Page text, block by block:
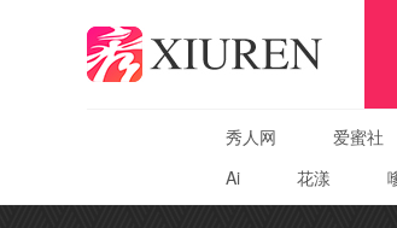
秀人网 爱蜜社
Ai
花漾